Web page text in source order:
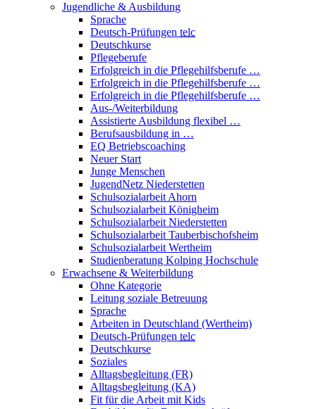
Jugendliche & Ausbildung
Sprache
Deutsch-Prüfungen telc
Deutschkurse
Pflegeberufe
Erfolgreich in die Pflegehilfsberufe …
Erfolgreich in die Pflegehilfsberufe …
Erfolgreich in die Pflegehilfsberufe …
Aus-/Weiterbildung
Assistierte Ausbildung flexibel …
Berufsausbildung in …
EQ Betriebscoaching
Neuer Start
Junge Menschen
JugendNetz Niederstetten
Schulsozialarbeit Ahorn
Schulsozialarbeit Königheim
Schulsozialarbeit Niederstetten
Schulsozialarbeit Tauberbischofsheim
Schulsozialarbeit Wertheim
Studienberatung Kolping Hochschule
Erwachsene & Weiterbildung
Ohne Kategorie
Leitung soziale Betreuung
Sprache
Arbeiten in Deutschland (Wertheim)
Deutsch-Prüfungen telc
Deutschkurse
Soziales
Alltagsbegleitung (FR)
Alltagsbegleitung (KA)
Fit für die Arbeit mit Kids